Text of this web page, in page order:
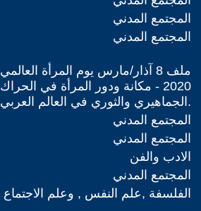
المجتمع المدني
المجتمع المدني
ملف 8 آذار/مارس يوم المرأة العالمي
2020 - مكانة ودور المرأة في الحراك
الجماهيري والثوري في العالم العربي.
المجتمع المدني
المجتمع المدني
الادب والفن
المجتمع المدني
الفلسفة ,علم النفس , وعلم الاجتماع